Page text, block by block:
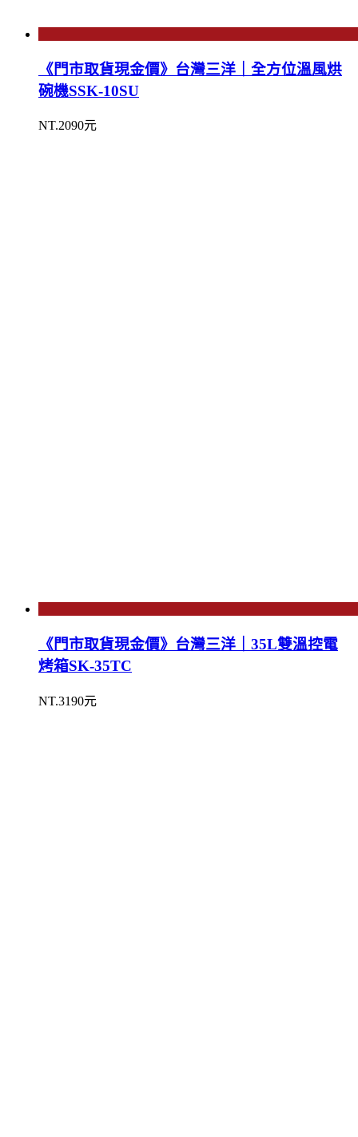
《門市取貨現金價》台灣三洋｜全方位溫風烘
碗機SSK-10SU
NT.2090元
《門市取貨現金價》台灣三洋｜35L雙溫控電
烤箱SK-35TC
NT.3190元